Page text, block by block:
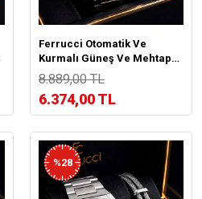
Ferrucci Otomatik Ve
Kurmalı Güneş Ve Mehtap
Kadranlı 2 Yıl Garantili Erkek
Kol Saati BFC.M3558.S4
8.889,00 TL
6.374,00 TL
%28